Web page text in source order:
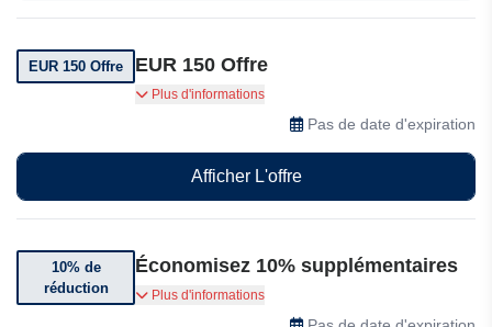
EUR 150 Offre EUR 150 Offre
Réservez votre séjour directement sur notre site
et profitez d'une offre exclusive de bon d'achat
Plus d'informations
Pas de date d'expiration
Afficher L'offre
10% de
réduction
Économisez 10% supplémentaires
Économisez 10% supplémentaires en réservant
directement sur le site web de NH Hotels avec
Plus d'informations